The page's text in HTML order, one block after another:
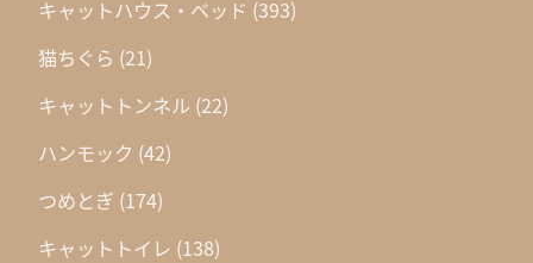
キャットハウス・ベッド (393)
猫ちぐら (21)
キャットトンネル (22)
ハンモック (42)
つめとぎ (174)
キャットトイレ (138)